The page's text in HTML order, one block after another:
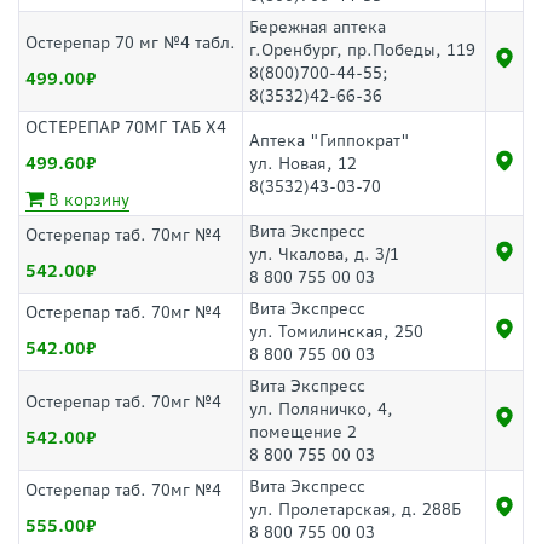
Остерепар 70 мг №4 табл.
499.00
Бережная аптека
г.Оренбург, пр.Победы, 119
8(800)700-44-55;
8(3532)42-66-36
ОСТЕРЕПАР 70МГ ТАБ Х4
499.60
В корзину
Аптека "Гиппократ"
ул. Новая, 12
8(3532)43-03-70
Остерепар таб. 70мг №4
542.00
Вита Экспресс
ул. Чкалова, д. 3/1
8 800 755 00 03
Остерепар таб. 70мг №4
542.00
Вита Экспресс
ул. Томилинская, 250
8 800 755 00 03
Остерепар таб. 70мг №4
542.00
Вита Экспресс
ул. Поляничко, 4,
помещение 2
8 800 755 00 03
Остерепар таб. 70мг №4
555.00
Вита Экспресс
ул. Пролетарская, д. 288Б
8 800 755 00 03